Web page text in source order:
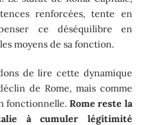
renforcées, tente en
ce déséquilibre en
moyens de sa fonction.
de lire cette dynamique
de Rome, mais comme
fonctionnelle.Rome reste la
à cumuler légitimité